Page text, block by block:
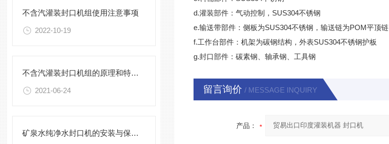
不含汽灌装封口机组使用注意事项
2022-10-19
不含汽灌装封口机组的原理和特点介绍
2021-06-24
矿泉水纯净水封口机的安装与保养，不能有一丝的马虎
d.灌装部件：气动控制，SUS304不锈钢
e.输送带部件：侧板为SUS304不锈钢，输送链为POM平顶链
f.工作台部件：机架为碳钢结构，外表SUS304不锈钢护板
g.封口部件：碳素钢、轴承钢、工具钢
留言询价 / MESSAGE INQUIRY
产品：